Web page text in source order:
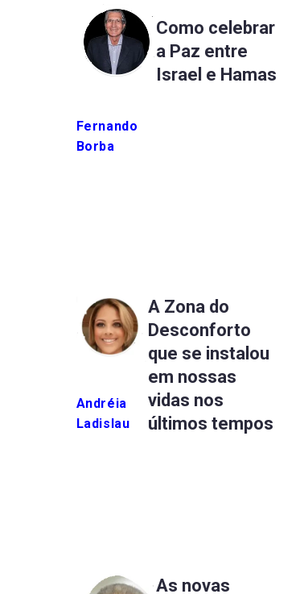
Fernando
Borba
Como celebrar
a Paz entre
Israel e Hamas
Andréia
Ladislau
A Zona do
Desconforto
que se instalou
em nossas
vidas nos
últimos tempos
As novas